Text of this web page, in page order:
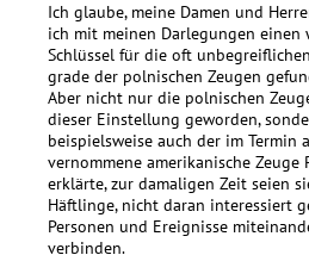
Ich glaube, meine Damen und
ich mit meinen Darlegungen einen
Schlüssel für die oft
grade der polnischen Zeugen
Aber nicht nur die polnischen
dieser Einstellung geworden,
beispielsweise auch der im Termin
vernommene amerikanische Zeuge
erklärte, zur damaligen Zeit seien
Häftlinge, nicht daran interessiert
Personen und Ereignisse
verbinden.